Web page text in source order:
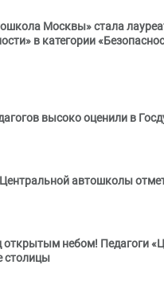
Москвы» стала
в категории
высоко оценили в
Центральной автошколы
небом! Педагоги
столицы